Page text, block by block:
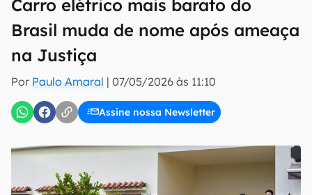
Carro elétrico mais barato do
Brasil muda de nome após ameaça
na Justiça
Por Paulo Amaral | 07/05/2026 às 11:10
Assine nossa Newsletter
E-mail
inscreva-se
Uso e Política de Privacidade do Canaltech.